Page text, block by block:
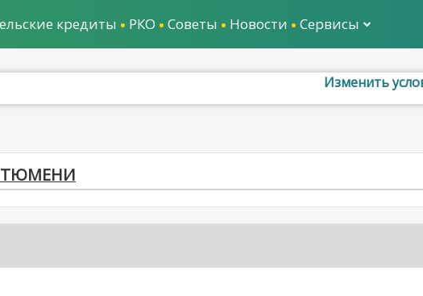
кредиты РКО Советы Новости Сервисы
ТЮМЕНИ
Изменить